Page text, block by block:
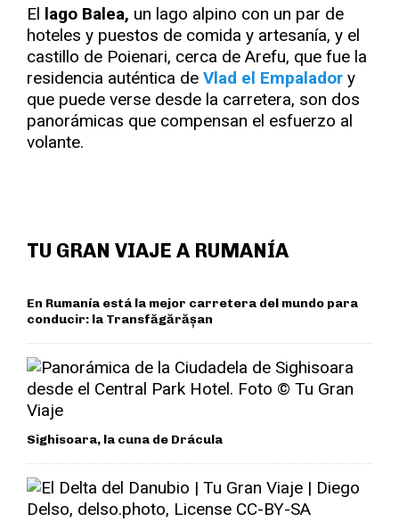
El lago Balea, un lago alpino con un par de
hoteles y puestos de comida y artesanía, y el
castillo de Poienari, cerca de Arefu, que fue la
residencia auténtica de Vlad el Empalador y
que puede verse desde la carretera, son dos
panorámicas que compensan el esfuerzo al
volante.
TU GRAN VIAJE A RUMANÍA
En Rumanía está la mejor carretera del mundo para
conducir: la Transfăgărășan
Sighisoara, la cuna de Drácula